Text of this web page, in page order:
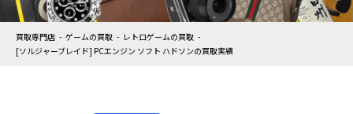
買取専門店 ゲームの買取
レトロゲームの買取
[ソルジャーブレイド] PCエンジン ソフト ハドソンの買取実績